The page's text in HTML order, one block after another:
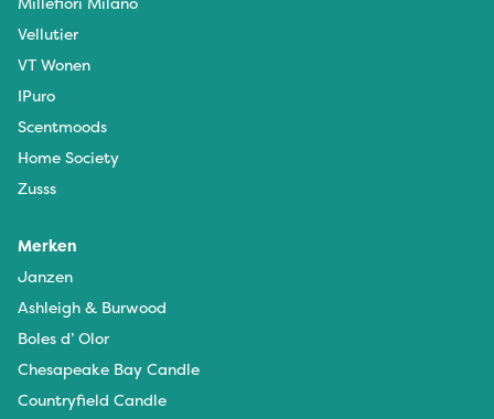
Vellutier
VT Wonen
IPuro
Scentmoods
Home Society
Zusss
Merken
Janzen
Ashleigh & Burwood
Boles d’ Olor
Chesapeake Bay Candle
Countryfield Candle